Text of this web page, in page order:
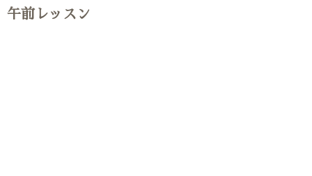
午前レッスン